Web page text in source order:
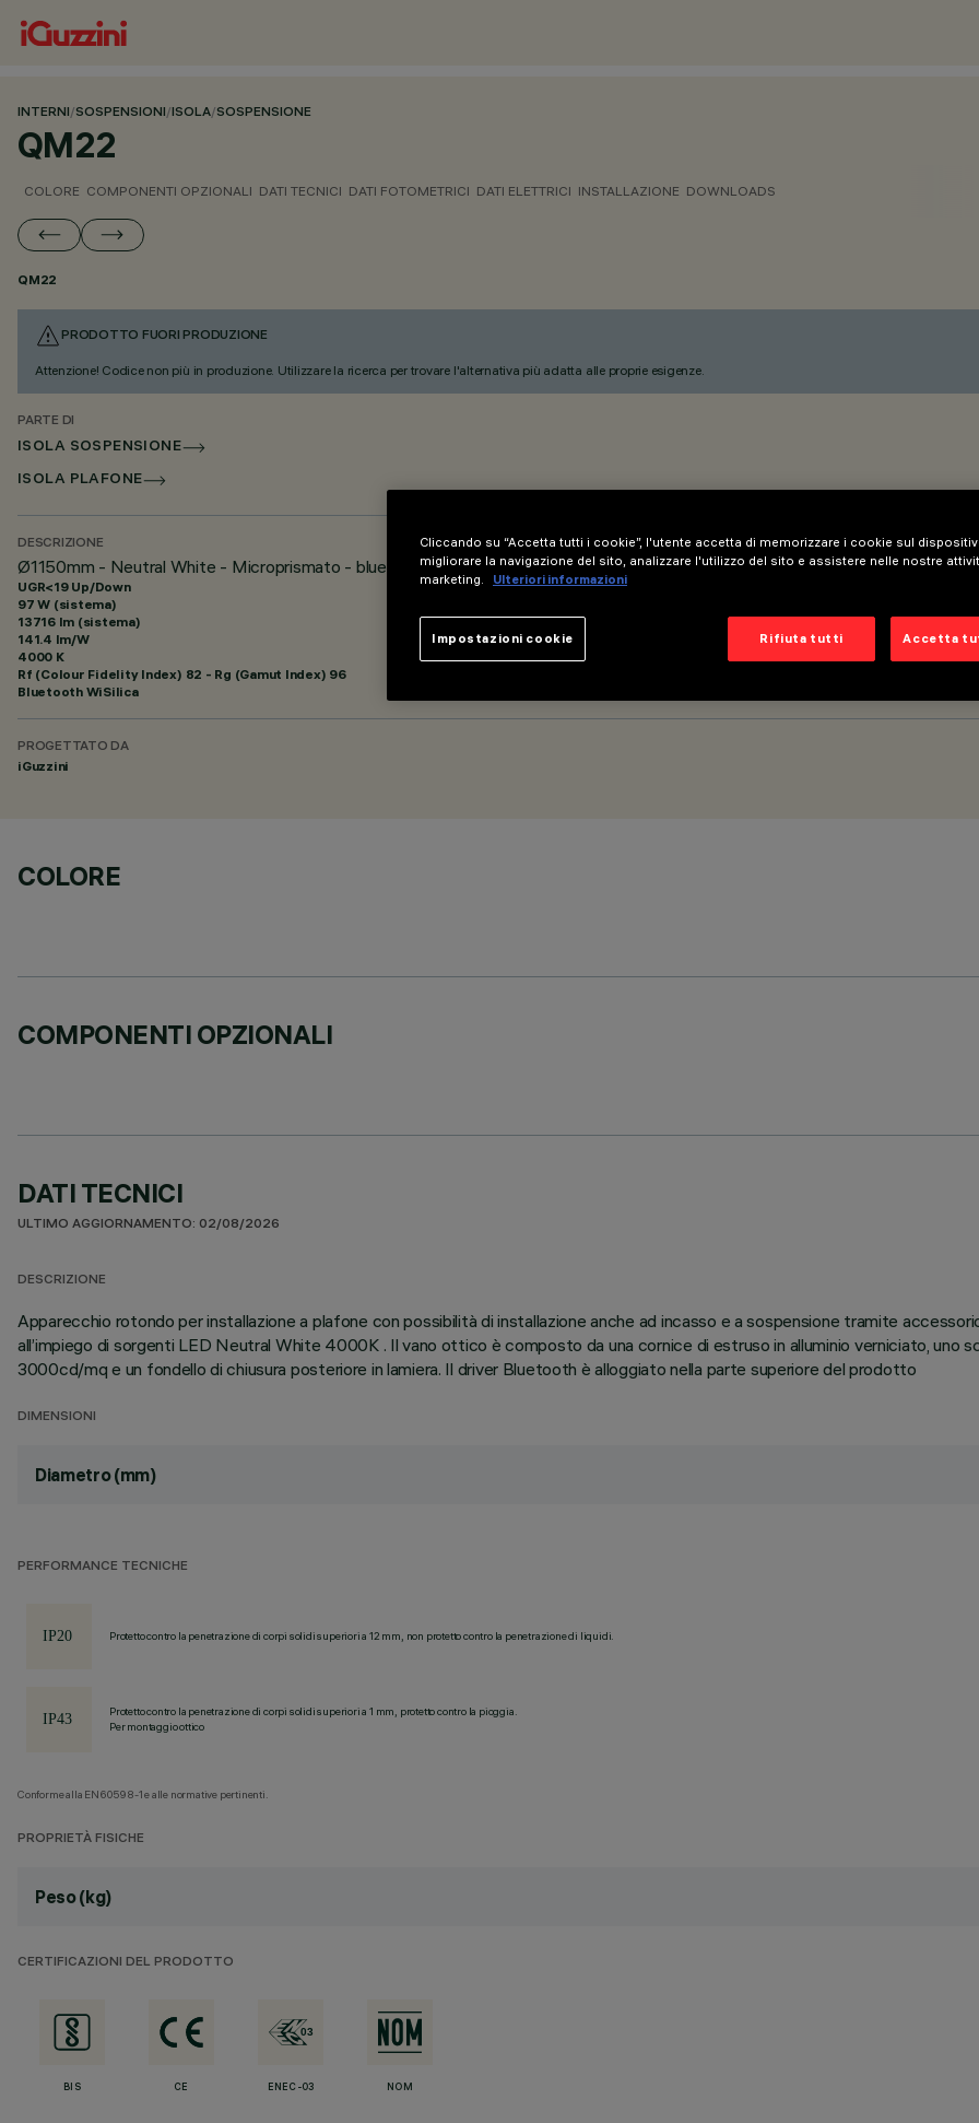
INTERNI/SOSPENSIONI/ISOLA/SOSPENSIONE
QM22
COLORE COMPONENTI OPZIONALI DATI TECNICI DATI FOTOMETRICI DATI ELETTRICI INSTALLAZIONE DOWNLOADS
QM22
PRODOTTO FUORI PRODUZIONE
Attenzione! Codice non più in produzione. Utilizzare la ricerca per trovare l'alternativa più adatta alle proprie esigenze.
PARTE DI
ISOLA SOSPENSIONE
ISOLA PLAFONE
DESCRIZIONE
Ø1150mm - Neutral White - Microprismato - bluetooth
UGR<19 Up/Down
97 W (sistema)
13716 lm (sistema)
141.4 lm/W
4000 K
Rf (Colour Fidelity Index) 82 - Rg (Gamut Index) 96
Bluetooth WiSilica
PROGETTATO DA
iGuzzini
COLORE
COMPONENTI OPZIONALI
DATI TECNICI
ULTIMO AGGIORNAMENTO: 02/08/2026
DESCRIZIONE
Apparecchio rotondo per installazione a plafone con possibilità di installazione anche ad incasso e a sospensione tramite
all’impiego di sorgenti LED Neutral White 4000K . Il vano ottico è composto da una cornice di estruso in alluminio verniciato, uno
3000cd/mq e un fondello di chiusura posteriore in lamiera. Il driver Bluetooth è alloggiato nella parte superiore del prodotto
DIMENSIONI
Diametro (mm)
PERFORMANCE TECNICHE
Protetto contro la penetrazione di corpi solidi superiori a 12 mm, non protetto contro la penetrazione di liquidi.
Protetto contro la penetrazione di corpi solidi superiori a 1 mm, protetto contro la pioggia.
Per montaggio ottico
Conforme alla EN60598-1 e alle normative pertinenti.
PROPRIETÀ FISICHE
Peso (kg)
CERTIFICAZIONI DEL PRODOTTO
BIS CE ENEC-03 NOM
Cliccando su “Accetta tutti i cookie”, l'utente accetta di memorizzare i cookie sul
migliorare la navigazione del sito, analizzare l'utilizzo del sito e assistere nelle nostre
marketing.
Ulteriori informazioni
Rifiuta tutti Accetta
Impostazioni cookie